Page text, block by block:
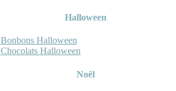
Halloween
Bonbons Halloween
Chocolats Halloween
Noël